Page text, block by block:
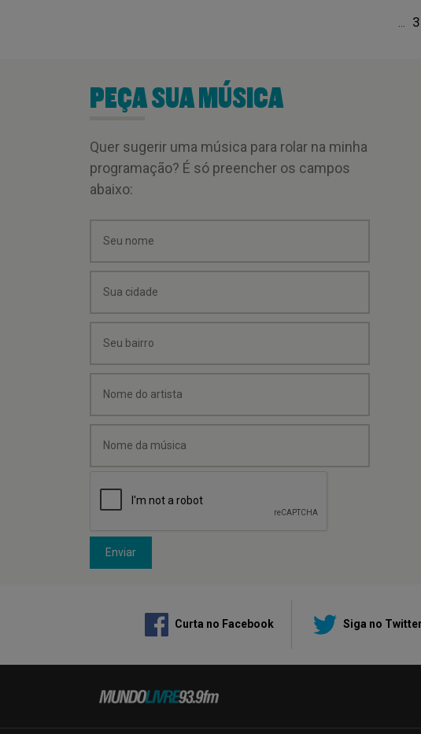
3
PEÇA SUA MÚSICA
Quer sugerir uma música para rolar na minha
programação? É só preencher os campos
abaixo:
Enviar
Curta no Facebook Siga no Twitter